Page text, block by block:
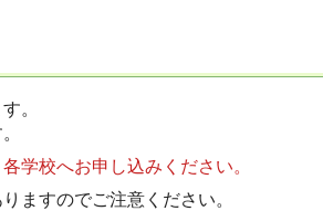
。
学校へお申し込みください。
ますのでご注意ください。